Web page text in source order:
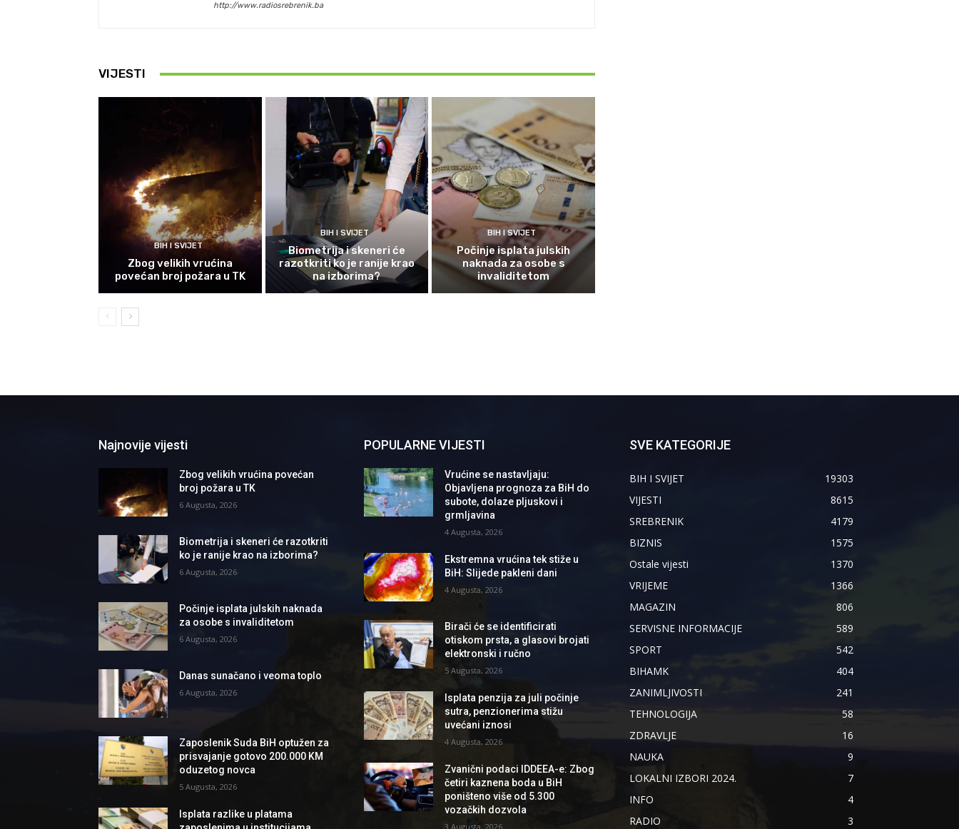
http://www.radiosrebrenik.ba
VIJESTI
BIH I SVIJET
Zbog velikih vrućina
povećan broj požara u TK
BIH I SVIJET
Biometrija i skeneri će
razotkriti ko je ranije krao
na izborima?
BIH I SVIJET
Počinje isplata julskih
naknada za osobe s
invaliditetom
Najnovije vijesti
Zbog velikih vrućina povećan
broj požara u TK
6 Augusta, 2026
Biometrija i skeneri će razotkriti
ko je ranije krao na izborima?
6 Augusta, 2026
Počinje isplata julskih naknada
za osobe s invaliditetom
6 Augusta, 2026
Danas sunačano i veoma toplo
6 Augusta, 2026
Zaposlenik Suda BiH optužen za
prisvajanje gotovo 200.000 KM
oduzetog novca
5 Augusta, 2026
Isplata razlike u platama
POPULARNE VIJESTI
Vrućine se nastavljaju:
Objavljena prognoza za BiH do
subote, dolaze pljuskovi i
grmljavina
4 Augusta, 2026
Ekstremna vrućina tek stiže u
BiH: Slijede pakleni dani
4 Augusta, 2026
Birači će se identificirati
otiskom prsta, a glasovi brojati
elektronski i ručno
5 Augusta, 2026
Isplata penzija za juli počinje
sutra, penzionerima stižu
uvećani iznosi
4 Augusta, 2026
Zvanični podaci IDDEEA-e: Zbog
četiri kaznena boda u BiH
poništeno više od 5.300
vozačkih dozvola
3 Augusta, 2026
SVE KATEGORIJE
BIH I SVIJET
19303
VIJESTI
8615
SREBRENIK
4179
BIZNIS
1575
Ostale vijesti
1370
VRIJEME
1366
MAGAZIN
806
SERVISNE INFORMACIJE
589
SPORT
542
BIHAMK
404
ZANIMLJIVOSTI
241
TEHNOLOGIJA
58
ZDRAVLJE
16
NAUKA
9
LOKALNI IZBORI 2024.
7
INFO
4
RADIO
3